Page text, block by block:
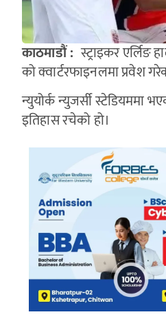
काठमाडौं :स्ट्राइकर एर्लिङ
को क्वार्टरफाइनलमा प्रवेश
न्युयोर्क न्युजर्सी स्टेडियममा
इतिहास रचेको हो।